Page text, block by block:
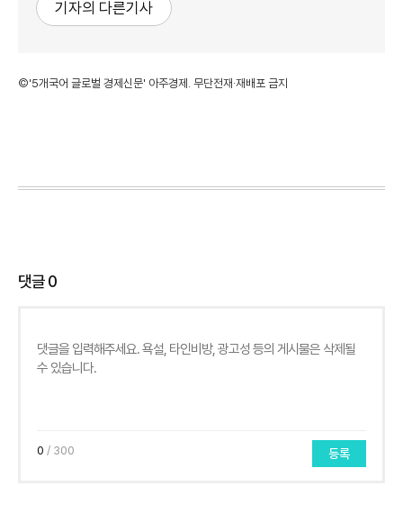
기자의 다른기사
©'5개국어 글로벌 경제신문' 아주경제. 무단전재·재배포 금지
댓글0
0 / 300 등록